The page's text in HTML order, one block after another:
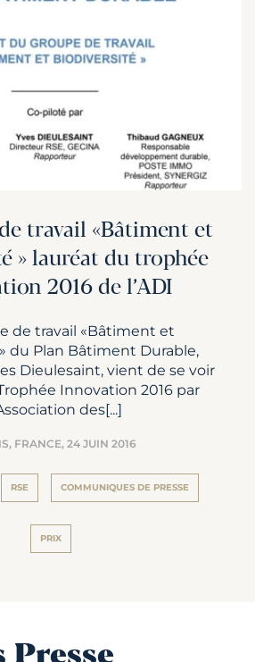
travail «Bâtiment et
» lauréat du trophée
2016 de l’ADI
de travail «Bâtiment et
du Plan Bâtiment Durable,
Dieulesaint, vient de se voir
Innovation 2016 par
des[...]
FRANCE, 24 JUIN 2016
RSE COMMUNIQUES DE PRESSE
PRIX